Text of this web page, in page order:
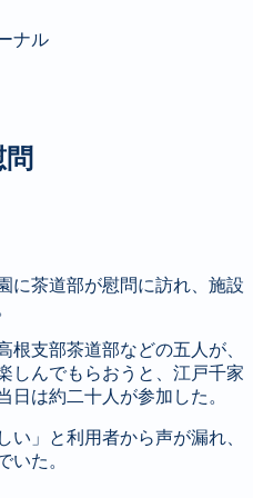
ナル
に茶道部が慰問に訪れ、施設
根支部茶道部などの五人が、
しんでもらおうと、江戸千家
日は約二十人が参加した。
い」と利用者から声が漏れ、
いた。